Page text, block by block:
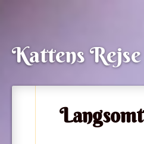
Kattens Rejse
Langsomt